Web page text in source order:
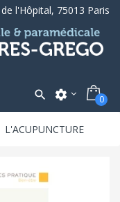
l'Hôpital, 75013 Paris
 settings 0
L'ACUPUNCTURE